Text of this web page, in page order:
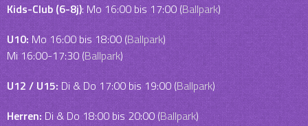
Kids-Club (6-8j): Mo 16:00 bis 17:00 (Ballpark)
U10: Mo 16:00 bis 18:00 (Ballpark)
Mi 16:00-17:30 (Ballpark)
U12 / U15: Di & Do 17:00 bis 19:00 (Ballpark)
Herren:Di & Do 18:00 bis 20:00 (Ballpark)